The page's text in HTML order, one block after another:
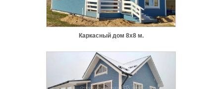
Каркасный дом 8х8 м.